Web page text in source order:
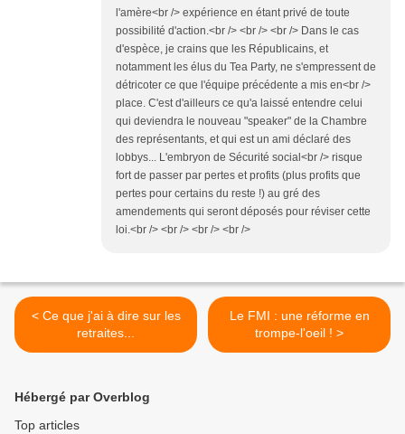
l'amère<br /> expérience en étant privé de toute
possibilité d'action.<br /> <br /> <br /> Dans le cas
d'espèce, je crains que les Républicains, et
notamment les élus du Tea Party, ne s'empressent de
détricoter ce que l'équipe précédente a mis en<br />
place. C'est d'ailleurs ce qu'a laissé entendre celui
qui deviendra le nouveau "speaker" de la Chambre
des représentants, et qui est un ami déclaré des
lobbys... L'embryon de Sécurité social<br /> risque
fort de passer par pertes et profits (plus profits que
pertes pour certains du reste !) au gré des
amendements qui seront déposés pour réviser cette
loi.<br /> <br /> <br /> <br />
< Ce que j'ai à dire sur les
retraites...
Le FMI : une réforme en
trompe-l'oeil ! >
Hébergé par Overblog
Top articles